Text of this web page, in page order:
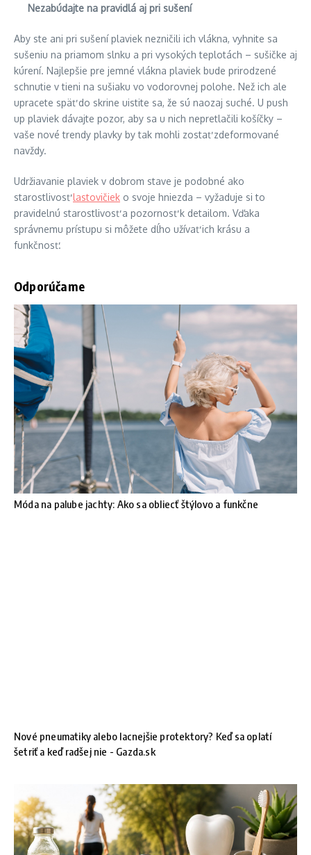
Nezabúdajte na pravidlá aj pri sušení
Aby ste ani pri sušení plaviek nezničili ich vlákna, vyhnite sa
sušeniu na priamom slnku a pri vysokých teplotách – sušičke aj
kúrení. Najlepšie pre jemné vlákna plaviek bude prirodzené
schnutie v tieni na sušiaku vo vodorovnej polohe. Než ich ale
upracete späť do skrine uistite sa, že sú naozaj suché. U push
up plaviek dávajte pozor, aby sa u nich nepretlačili košíčky –
vaše nové trendy plavky by tak mohli zostať zdeformované
navždy.
Udržiavanie plaviek v dobrom stave je podobné ako
starostlivosťlastovičiek o svoje hniezda – vyžaduje si to
pravidelnú starostlivosť a pozornosť k detailom. Vďaka
správnemu prístupu si môžete dĺho užívať ich krásu a
funkčnosť.
Odporúčame
Móda na palube jachty: Ako sa obliecť štýlovo a funkčne
Nové pneumatiky alebo lacnejšie protektory? Keď sa oplatí
šetriť a keď radšej nie - Gazda.sk